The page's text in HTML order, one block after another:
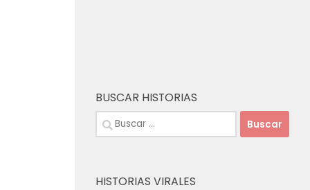
BUSCAR HISTORIAS
Buscar:
HISTORIAS VIRALES